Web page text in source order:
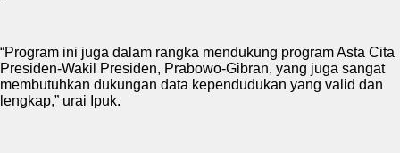
“Program ini juga dalam rangka mendukung program Asta Cita
Presiden-Wakil Presiden, Prabowo-Gibran, yang juga sangat
membutuhkan dukungan data kependudukan yang valid dan
lengkap,” urai Ipuk.